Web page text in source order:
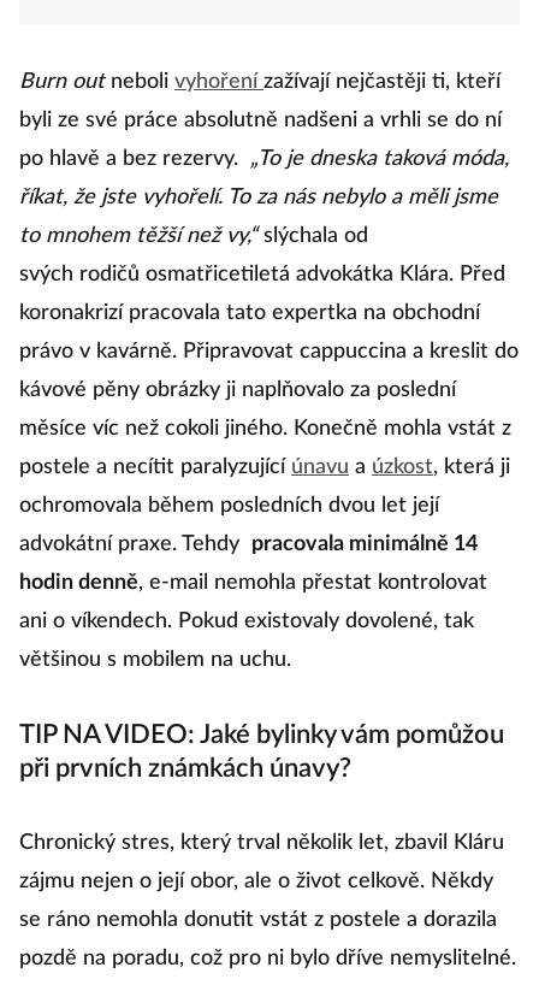
Burn outneboli vyhoření zažívají nejčastěji ti, kteří
byli ze své práce absolutně nadšeni a vrhli se do ní
po hlavě a bez rezervy.
„To je dneska taková móda,
říkat, že jste vyhořelí. To za nás nebylo a měli jsme
to mnohem těžší než vy,“slýchala od
svých rodičů osmatřicetiletá advokátka Klára. Před
koronakrizí pracovala tato expertka na obchodní
právo v kavárně. Připravovat cappuccina a kreslit do
kávové pěny obrázky ji naplňovalo za poslední
měsíce víc než cokoli jiného. Konečně mohla vstát z
postele a necítit paralyzující únavu a úzkost, která ji
ochromovala během posledních dvou let její
advokátní praxe. Tehdy
pracovala minimálně 14
hodin denně, e-mail nemohla přestat kontrolovat
ani o víkendech. Pokud existovaly dovolené, tak
většinou s mobilem na uchu.
TIP NA VIDEO: Jaké bylinky vám pomůžou
při prvních známkách únavy?
Chronický stres, který trval několik let, zbavil Kláru
zájmu nejen o její obor, ale o život celkově. Někdy
se ráno nemohla donutit vstát z postele a dorazila
pozdě na poradu, což pro ni bylo dříve nemyslitelné.